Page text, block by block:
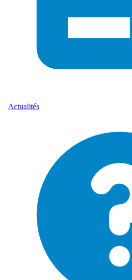
Actualités